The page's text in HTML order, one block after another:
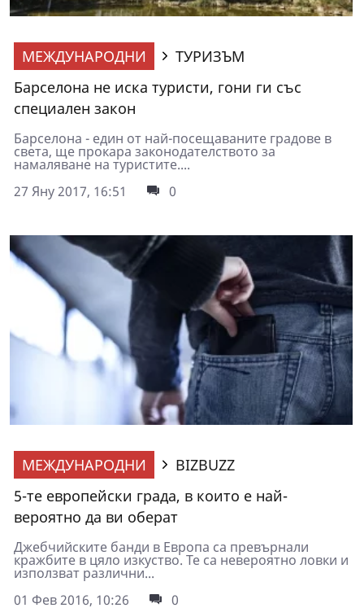
МЕЖДУНАРОДНИ
ТУРИЗЪМ
Барселона не иска туристи, гони ги със
специален закон
Барселона - един от най-посещаваните градове в
света, ще прокара законодателството за
намаляване на туристите....
27 Яну 2017, 16:51
0
МЕЖДУНАРОДНИ
BIZBUZZ
5-те европейски града, в които е най-
вероятно да ви оберат
Джебчийските банди в Европа са превърнали
кражбите в цяло изкуство. Те са невероятно ловки и
използват различни...
01 Фев 2016, 10:26
0